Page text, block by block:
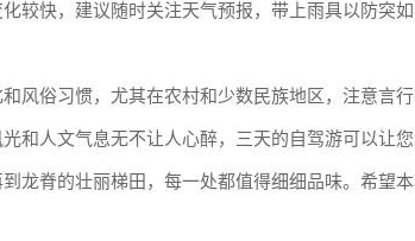
较快，建议随时关注天气预报，带上雨具以防突如
风俗习惯，尤其在农村和少数民族地区，注意言行
和人文气息无不让人心醉，三天的自驾游可以让
龙脊的壮丽梯田，每一处都值得细细品味。希望